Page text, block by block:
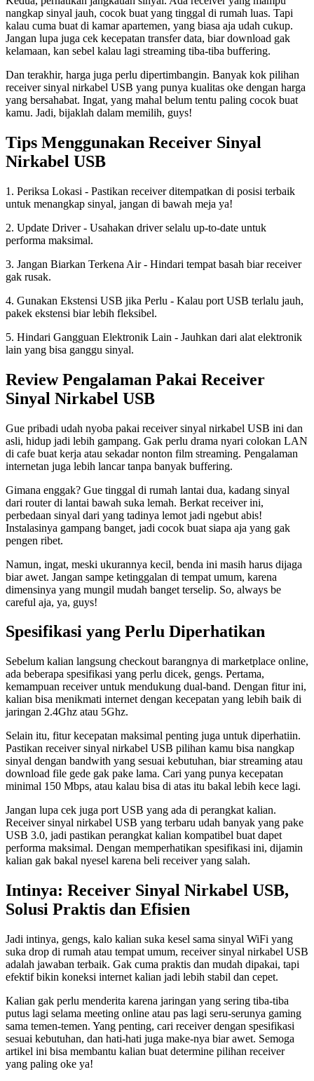
nangkap sinyal jauh, cocok buat yang tinggal di rumah luas. Tapi
kalau cuma buat di kamar apartemen, yang biasa aja udah cukup.
Jangan lupa juga cek kecepatan transfer data, biar download gak
kelamaan, kan sebel kalau lagi streaming tiba-tiba buffering.
Dan terakhir, harga juga perlu dipertimbangin. Banyak kok pilihan
receiver sinyal nirkabel USB yang punya kualitas oke dengan harga
yang bersahabat. Ingat, yang mahal belum tentu paling cocok buat
kamu. Jadi, bijaklah dalam memilih, guys!
Tips Menggunakan Receiver Sinyal
Nirkabel USB
1. Periksa Lokasi - Pastikan receiver ditempatkan di posisi terbaik
untuk menangkap sinyal, jangan di bawah meja ya!
2. Update Driver - Usahakan driver selalu up-to-date untuk
performa maksimal.
3. Jangan Biarkan Terkena Air - Hindari tempat basah biar receiver
gak rusak.
4. Gunakan Ekstensi USB jika Perlu - Kalau port USB terlalu jauh,
pakek ekstensi biar lebih fleksibel.
5. Hindari Gangguan Elektronik Lain - Jauhkan dari alat elektronik
lain yang bisa ganggu sinyal.
Review Pengalaman Pakai Receiver
Sinyal Nirkabel USB
Gue pribadi udah nyoba pakai receiver sinyal nirkabel USB ini dan
asli, hidup jadi lebih gampang. Gak perlu drama nyari colokan LAN
di cafe buat kerja atau sekadar nonton film streaming. Pengalaman
internetan juga lebih lancar tanpa banyak buffering.
Gimana enggak? Gue tinggal di rumah lantai dua, kadang sinyal
dari router di lantai bawah suka lemah. Berkat receiver ini,
perbedaan sinyal dari yang tadinya lemot jadi ngebut abis!
Instalasinya gampang banget, jadi cocok buat siapa aja yang gak
pengen ribet.
Namun, ingat, meski ukurannya kecil, benda ini masih harus dijaga
biar awet. Jangan sampe ketinggalan di tempat umum, karena
dimensinya yang mungil mudah banget terselip. So, always be
careful aja, ya, guys!
Spesifikasi yang Perlu Diperhatikan
Sebelum kalian langsung checkout barangnya di marketplace online,
ada beberapa spesifikasi yang perlu dicek, gengs. Pertama,
kemampuan receiver untuk mendukung dual-band. Dengan fitur ini,
kalian bisa menikmati internet dengan kecepatan yang lebih baik di
jaringan 2.4Ghz atau 5Ghz.
Selain itu, fitur kecepatan maksimal penting juga untuk diperhatiin.
Pastikan receiver sinyal nirkabel USB pilihan kamu bisa nangkap
sinyal dengan bandwith yang sesuai kebutuhan, biar streaming atau
download file gede gak pake lama. Cari yang punya kecepatan
minimal 150 Mbps, atau kalau bisa di atas itu bakal lebih kece lagi.
Jangan lupa cek juga port USB yang ada di perangkat kalian.
Receiver sinyal nirkabel USB yang terbaru udah banyak yang pake
USB 3.0, jadi pastikan perangkat kalian kompatibel buat dapet
performa maksimal. Dengan memperhatikan spesifikasi ini, dijamin
kalian gak bakal nyesel karena beli receiver yang salah.
Intinya: Receiver Sinyal Nirkabel USB,
Solusi Praktis dan Efisien
Jadi intinya, gengs, kalo kalian suka kesel sama sinyal WiFi yang
suka drop di rumah atau tempat umum, receiver sinyal nirkabel USB
adalah jawaban terbaik. Gak cuma praktis dan mudah dipakai, tapi
efektif bikin koneksi internet kalian jadi lebih stabil dan cepet.
Kalian gak perlu menderita karena jaringan yang sering tiba-tiba
putus lagi selama meeting online atau pas lagi seru-serunya gaming
sama temen-temen. Yang penting, cari receiver dengan spesifikasi
sesuai kebutuhan, dan hati-hati juga make-nya biar awet. Semoga
artikel ini bisa membantu kalian buat determine pilihan receiver
yang paling oke ya!